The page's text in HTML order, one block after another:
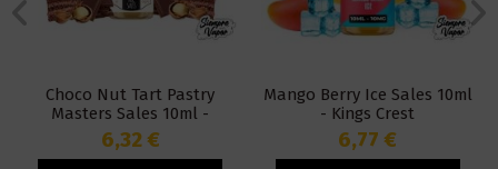
Choco Nut Tart Pastry
Masters Sales 10ml -
Bombo
6,32 €
Mango Berry Ice Sales 10ml
- Kings Crest
6,77 €